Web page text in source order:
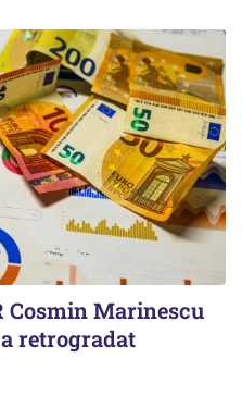
Cosmin Marinescu
retrogradat